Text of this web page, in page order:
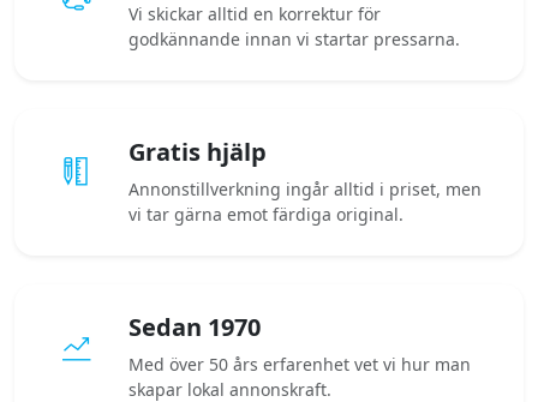
Vi skickar alltid en korrektur för
godkännande innan vi startar pressarna.
Gratis hjälp
Annonstillverkning ingår alltid i priset, men
vi tar gärna emot färdiga original.
Sedan 1970
Med över 50 års erfarenhet vet vi hur man
skapar lokal annonskraft.